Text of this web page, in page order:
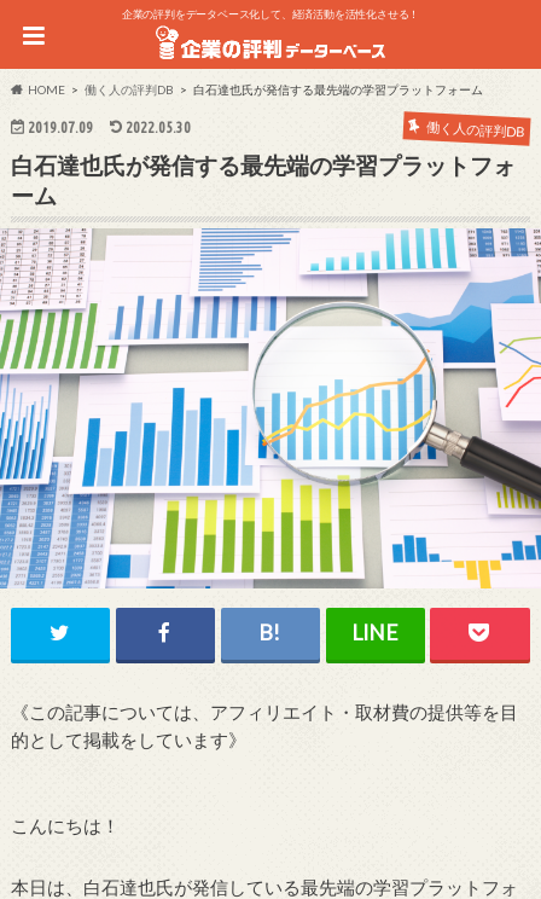
企業の評判をデータベース化して、経済活動を活性化させる！
HOME 働く人の評判DB 白石達也氏が発信する最先端の学習プラットフォーム
2019.07.09 2022.05.30 働く人の評判DB
白石達也氏が発信する最先端の学習プラットフォ
ーム
《この記事については、アフィリエイト・取材費の提供等を目
的として掲載をしています》
こんにちは！
本日は、白石達也氏が発信している最先端の学習プラットフォ